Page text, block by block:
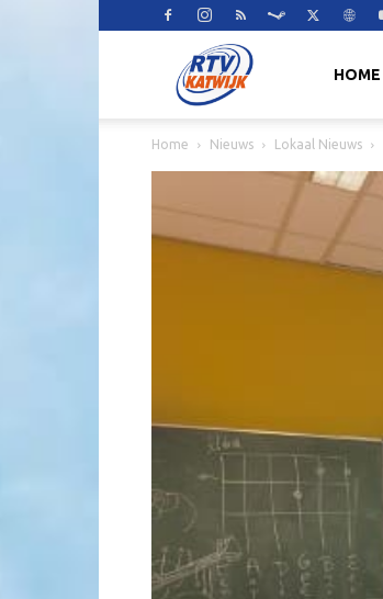
HOME
Home Nieuws Lokaal Nieuws